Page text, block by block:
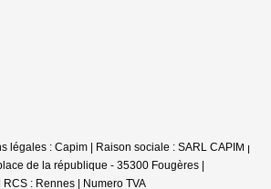
légales : Capim | Raison sociale : SARL CAPIM |
de la république - 35300 Fougères |
: Rennes | Numero TVA